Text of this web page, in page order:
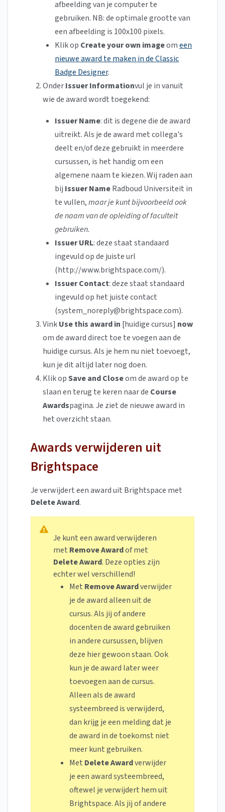
afbeelding van je computer te
gebruiken. NB: de optimale grootte van
een afbeelding is 100x100 pixels.
Klik op Create your own imageomeen
nieuwe award te maken in de Classic
Badge Designer.
OnderIssuer Informationvul je in vanuit
wie de award wordt toegekend:
Issuer Name: dit is degene die de award
uitreikt. Als je de award met collega's
deelt en/of deze gebruikt in meerdere
cursussen, is het handig om een
algemene naam te kiezen. Wij raden aan
bij Issuer NameRadboud Universiteit in
te vullen,maar je kuntbijvoorbeeld ook
de naam van de opleiding of faculteit
gebruiken.
Issuer URL: deze staat standaard
ingevuld op de juiste url
(http://www.brightspace.com/).
Issuer Contact: deze staat standaard
ingevuld op het juiste contact
(system_noreply@brightspace.com).
VinkUse this award in [huidige cursus] now
om de award direct toe te voegen aan de
huidige cursus. Als je hem nu niet toevoegt,
kun je dit altijd later nog doen.
Klik opSave and Closeom de award op te
slaan en terug te keren naar de Course
Awardspagina. Je ziet de nieuwe award in
het overzicht staan.
Awards verwijderen uit
Brightspace
Je verwijdert een award uit Brightspace met
Delete Award.
Je kunt een award verwijderen
met Remove Awardof met
Delete Award. Deze opties zijn
echter wel verschillend!
Met Remove Awardverwijder
je de award alleen uit de
cursus. Als jij of andere
docenten de award gebruiken
in andere cursussen, blijven
deze hier gewoon staan. Ook
kun je de award later weer
toevoegen aan de cursus.
Alleen als de award
systeembreed is verwijderd,
dan krijg je een melding dat je
de award in de toekomst niet
meer kunt gebruiken.
Met Delete Awardverwijder
je een award systeembreed,
oftewel je verwijdert hem uit
Brightspace. Als jij of andere